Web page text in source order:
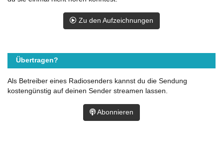
Zu den Aufzeichnungen
Übertragen?
Als Betreiber eines Radiosenders kannst du die Sendung
kostengünstig auf deinen Sender streamen lassen.
Abonnieren